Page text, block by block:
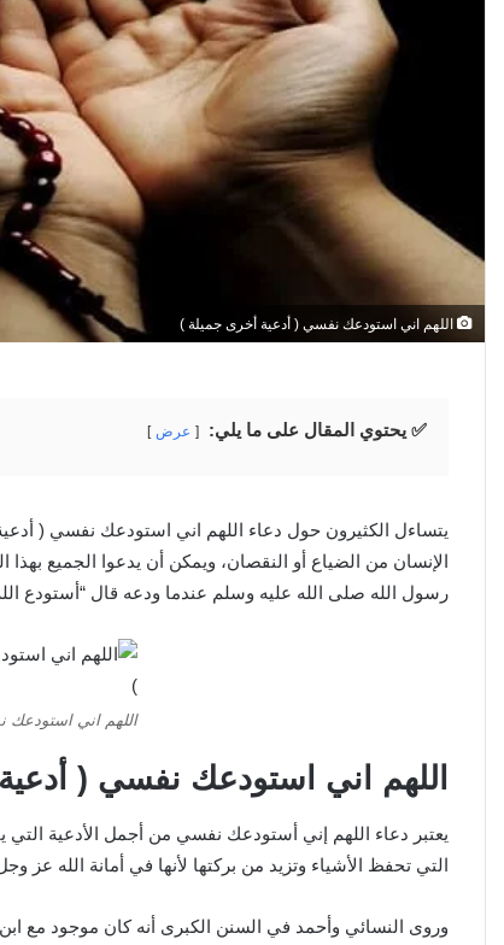
اللهم اني استودعك نفسي ( أدعية أخرى جميلة )
✅ يحتوي المقال على ما يلي: عرض
يتساءل الكثيرون حول دعاء اللهم اني استودعك نفسي (
الإنسان من الضياع أو النقصان، ويمكن أن يدعوا الجميع
رسول الله صلى الله عليه وسلم عندما ودعه قال “أستودع
اللهم اني استودعك
اللهم اني استودعك نفسي (
يعتبر دعاء اللهم إني أستودعك نفسي من أجمل الأدعية التي
التي تحفظ الأشياء وتزيد من بركتها لأنها في أمانة الله عز
وروى النسائي وأحمد في السنن الكبرى أنه كان موجود مع